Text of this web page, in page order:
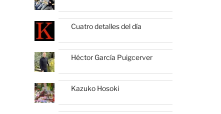
Cuatro detalles del día
Héctor García Puigcerver
Kazuko Hosoki